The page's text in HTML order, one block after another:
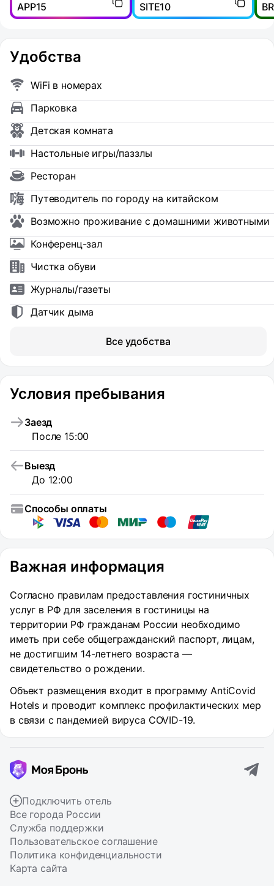
APP15 SITE10
Удобства
WiFi в номерах
Парковка
Детская комната
Настольные игры/паззлы
Ресторан
Путеводитель по городу на китайском
Возможно проживание с домашними животными
Конференц-зал
Чистка обуви
Журналы/газеты
Датчик дыма
Все удобства
Условия пребывания
Заезд
После 15:00
Выезд
До 12:00
Способы оплаты
Важная информация
Согласно правилам предоставления гостиничных
услуг в РФ для заселения в гостиницы на
территории РФ гражданам России необходимо
иметь при себе общегражданский паспорт, лицам,
не достигшим 14-летнего возраста —
свидетельство о рождении.
Объект размещения входит в программу AntiCovid
Hotels и проводит комплекс профилактических мер
в связи с пандемией вируса COVID-19.
Подключить отель
Все города России
Служба поддержки
Пользовательское соглашение
Политика конфиденциальности
Карта сайта